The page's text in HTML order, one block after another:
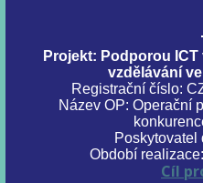
Projekt: Podporou
vzdělávání
Registrační číslo:
Název OP: Operační
Poskytovatel
Období
Cíl